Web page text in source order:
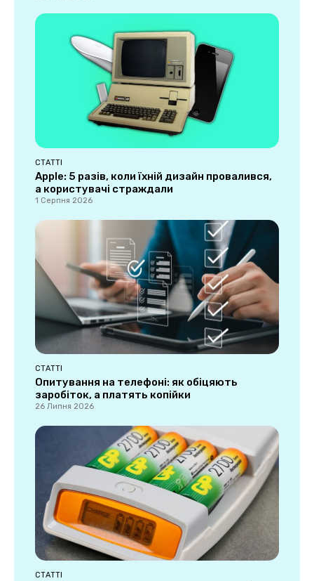
СТАТТІ
Apple: 5 разів, коли їхній дизайн провалився,
а користувачі страждали
1 Серпня 2026
СТАТТІ
Опитування на телефоні: як обіцяють
заробіток, а платять копійки
26 Липня 2026
СТАТТІ